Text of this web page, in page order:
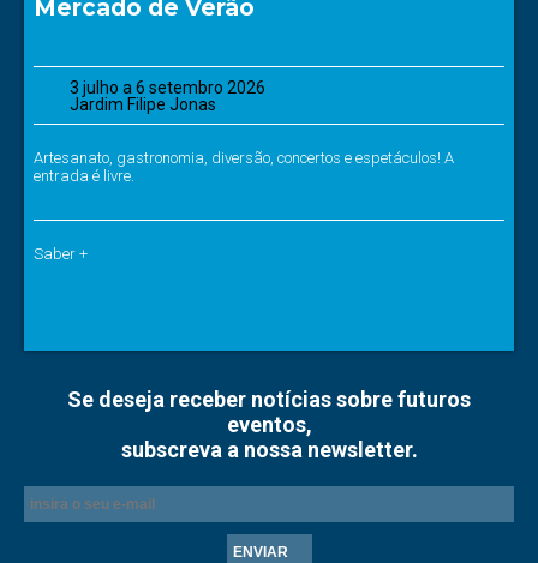
Mercado de Verão
3 julho a 6 setembro 2026
Jardim Filipe Jonas
Artesanato, gastronomia, diversão, concertos e espetáculos! A
entrada é livre.
Saber +
Se deseja receber notícias sobre futuros
eventos,
subscreva a nossa newsletter.
ENVIAR